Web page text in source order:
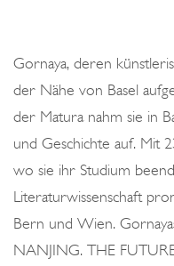
Gornaya, deren
der Nähe von Basel
der Matura nahm sie in
und Geschichte auf. Mit
wo sie ihr Studium
Literaturwissenschaft
Bern und Wien.
NANJING. THE